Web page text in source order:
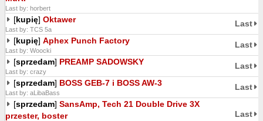
Last by: horbert
[kupię] Oktawer
Last by: TCS 5a
Last
[kupię] Aphex Punch Factory
Last by: Woocki
Last
[sprzedam] PREAMP SADOWSKY
Last by: crazy
Last
[sprzedam] BOSS GEB-7 i BOSS AW-3
Last by: aLibaBass
Last
[sprzedam] SansAmp, Tech 21 Double Drive 3X
przester, boster
Last